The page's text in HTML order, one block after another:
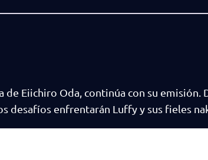
de Eiichiro Oda, continúa con su emisión.
desafíos enfrentarán Luffy y sus fieles